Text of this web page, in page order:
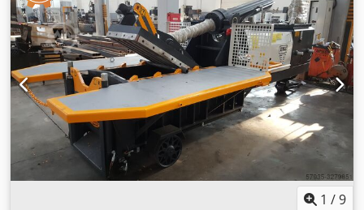
1 /9